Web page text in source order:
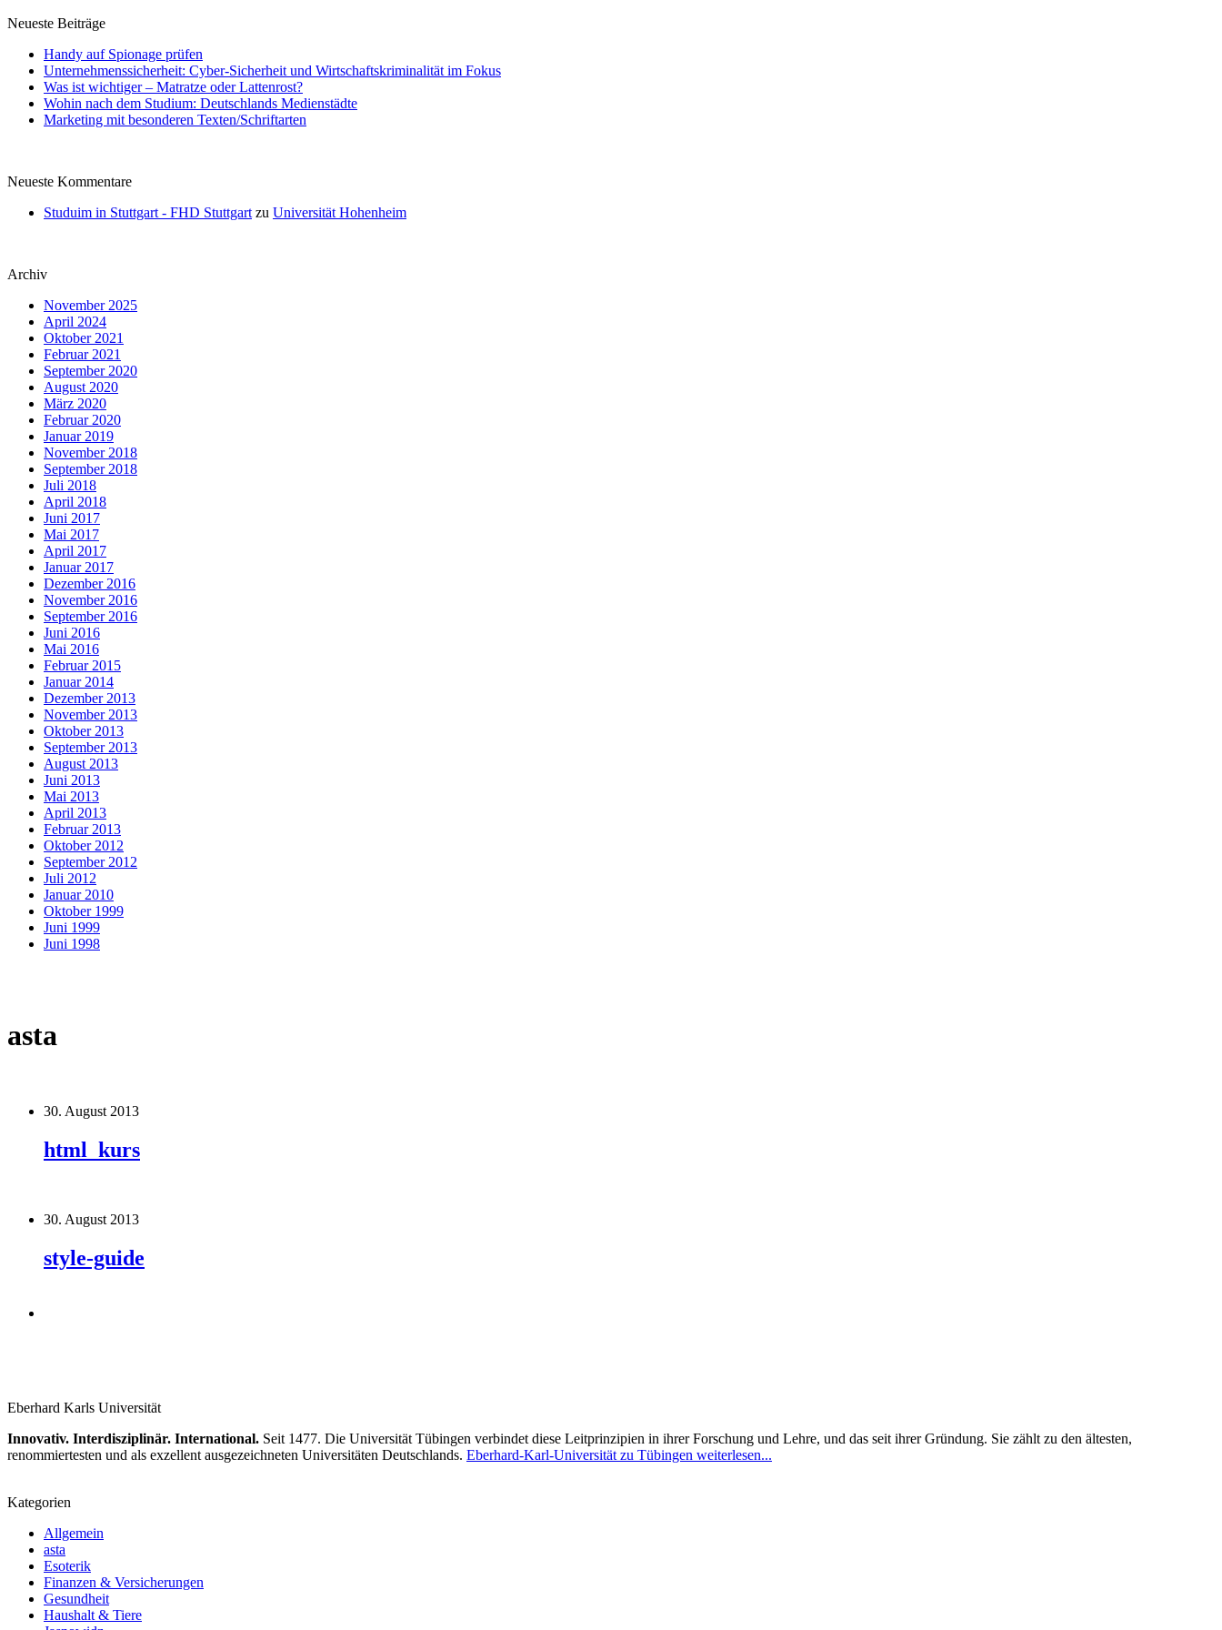
Neueste Beiträge
Handy auf Spionage prüfen
Unternehmenssicherheit: Cyber-Sicherheit und Wirtschaftskriminalität im Fokus
Was ist wichtiger – Matratze oder Lattenrost?
Wohin nach dem Studium: Deutschlands Medienstädte
Marketing mit besonderen Texten/Schriftarten
Neueste Kommentare
Studuim in Stuttgart - FHD Stuttgart zu Universität Hohenheim
Archiv
November 2025
April 2024
Oktober 2021
Februar 2021
September 2020
August 2020
März 2020
Februar 2020
Januar 2019
November 2018
September 2018
Juli 2018
April 2018
Juni 2017
Mai 2017
April 2017
Januar 2017
Dezember 2016
November 2016
September 2016
Juni 2016
Mai 2016
Februar 2015
Januar 2014
Dezember 2013
November 2013
Oktober 2013
September 2013
August 2013
Juni 2013
Mai 2013
April 2013
Februar 2013
Oktober 2012
September 2012
Juli 2012
Januar 2010
Oktober 1999
Juni 1999
Juni 1998
asta
30. August 2013
html_kurs
30. August 2013
style-guide
Eberhard Karls Universität
Innovativ. Interdisziplinär. International. Seit 1477. Die Universität Tübingen verbindet diese Leitprinzipien in ihrer Forschung und Lehre, und das seit ihrer Gründung. Sie zählt zu den ältesten,
renommiertesten und als exzellent ausgezeichneten Universitäten Deutschlands. Eberhard-Karl-Universität zu Tübingen weiterlesen...
Kategorien
Allgemein
asta
Esoterik
Finanzen & Versicherungen
Gesundheit
Haushalt & Tiere